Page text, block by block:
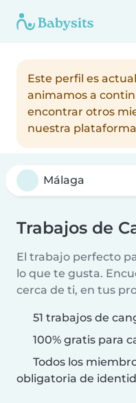
Este perfil es
animamos a
encontrar otros
nuestra
Trabajos de
El trabajo perfecto
lo que te gusta.
cerca de ti, en tus
51 trabajos de
100% gratis para
Todos los
obligatoria de